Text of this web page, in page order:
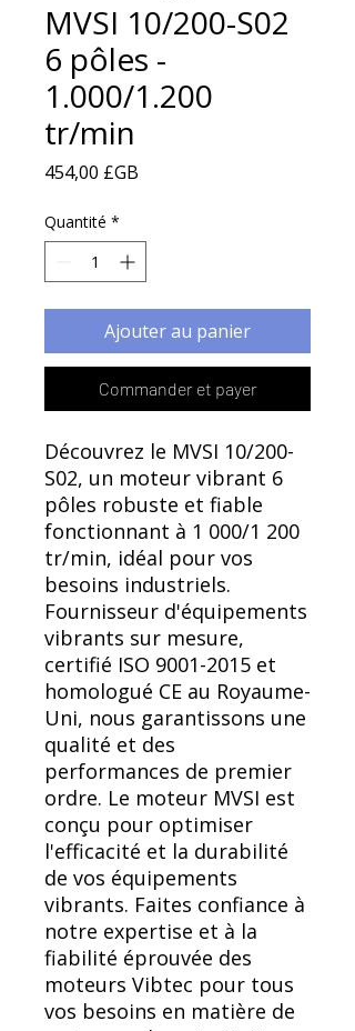
MVSI 10/200-S02
6 pôles -
1.000/1.200
tr/min
454,00 £GB
Quantité *
Ajouter au panier
Commander et payer
Découvrez le MVSI 10/200-
S02, un moteur vibrant 6
pôles robuste et fiable
fonctionnant à 1 000/1 200
tr/min, idéal pour vos
besoins industriels.
Fournisseur d'équipements
vibrants sur mesure,
certifié ISO 9001-2015 et
homologué CE au Royaume-
Uni, nous garantissons une
qualité et des
performances de premier
ordre. Le moteur MVSI est
conçu pour optimiser
l'efficacité et la durabilité
de vos équipements
vibrants. Faites confiance à
notre expertise et à la
fiabilité éprouvée des
moteurs Vibtec pour tous
vos besoins en matière de